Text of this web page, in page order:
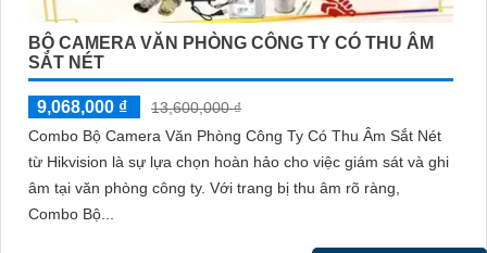
BỘ CAMERA VĂN PHÒNG CÔNG TY CÓ THU ÂM
SẮT NÉT
9,068,000 ₫
13,600,000 ₫
Combo Bộ Camera Văn Phòng Công Ty Có Thu Âm Sắt Nét
từ Hikvision là sự lựa chọn hoàn hảo cho việc giám sát và ghi
âm tại văn phòng công ty. Với trang bị thu âm rõ ràng,
Combo Bộ...